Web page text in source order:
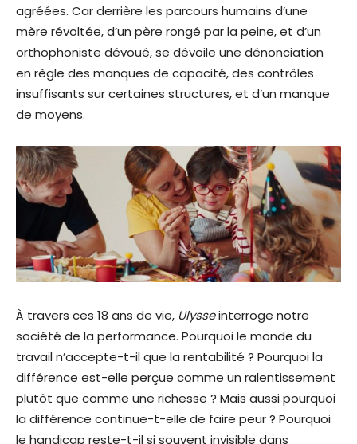
agréées. Car derrière les parcours humains d’une
mère révoltée, d’un père rongé par la peine, et d’un
orthophoniste dévoué, se dévoile une dénonciation
en règle des manques de capacité, des contrôles
insuffisants sur certaines structures, et d’un manque
de moyens.
À travers ces 18 ans de vie, Ulysseinterroge notre
société de la performance. Pourquoi le monde du
travail n’accepte-t-il que la rentabilité ? Pourquoi la
différence est-elle perçue comme un ralentissement
plutôt que comme une richesse ? Mais aussi pourquoi
la différence continue-t-elle de faire peur ? Pourquoi
le handicap reste-t-il si souvent invisible dans